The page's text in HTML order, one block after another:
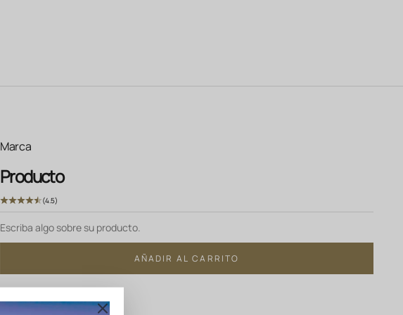
Marca
Producto
(4.5)
Escriba algo sobre su producto.
AÑADIR AL CARRITO